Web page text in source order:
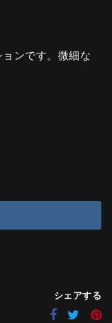
ンです。微細な
シェアする